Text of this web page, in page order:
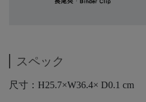
スペック
尺寸：H25.7×W36.4× D0.1 cm